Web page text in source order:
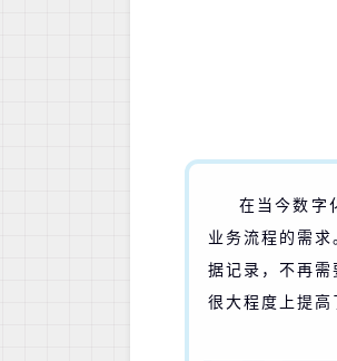
在当今数字
业务流程的需求
据记录，不再
很大程度上提高